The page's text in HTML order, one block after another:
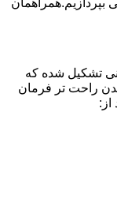
تشکیل شده که
راحت تر فرمان